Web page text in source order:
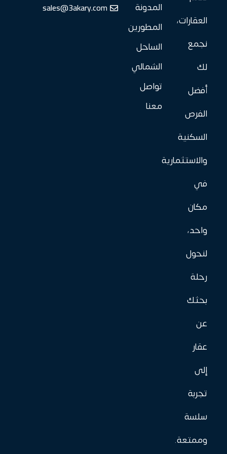
العقارات،
نجمع
لك
أفضل
الفرص
السكنية
والاستثمارية
في
مكان
واحد،
لنحول
رحلة
بحثك
عن
عقار
إلى
تجربة
سلسة
وممتعة.
المدونة
المطورين
الساحل
الشمالي
تواصل
معنا
sales@3akary.com